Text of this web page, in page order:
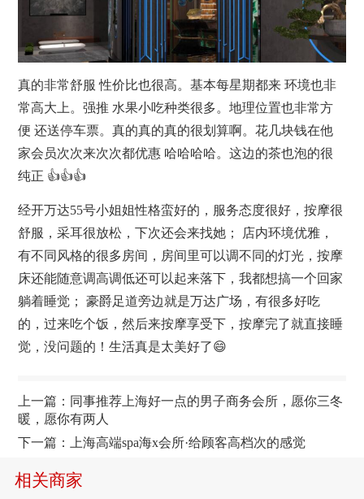
真的非常舒服 性价比也很高。基本每星期都来 环境也非
常高大上。强推 水果小吃种类很多。地理位置也非常方
便 还送停车票。真的真的真的很划算啊。花几块钱在他
家会员次次来次次都优惠 哈哈哈哈。这边的茶也泡的很
纯正 👍👍👍
经开万达55号小姐姐性格蛮好的，服务态度很好，按摩很
舒服，采耳很放松，下次还会来找她； 店内环境优雅，
有不同风格的很多房间，房间里可以调不同的灯光，按摩
床还能随意调高调低还可以起来落下，我都想搞一个回家
躺着睡觉； 豪爵足道旁边就是万达广场，有很多好吃
的，过来吃个饭，然后来按摩享受下，按摩完了就直接睡
觉，没问题的！生活真是太美好了😄
上一篇： 同事推荐上海好一点的男子商务会所，愿你三冬
暖，愿你有两人
下一篇：
上海高端spa海x会所·给顾客高档次的感觉
相关商家